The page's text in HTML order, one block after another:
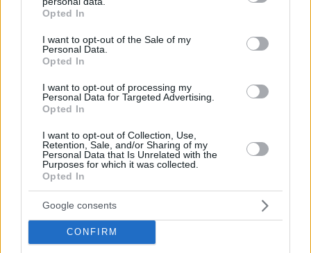
grant or deny consent to Google and its third-party tags to
use your data for below specified purposes in below Google
consent section.
Opted In
I want to opt-out of the Sale of my
Personal Data.
Opted In
I want to opt-out of processing my
Personal Data for Targeted Advertising.
Opted In
I want to opt-out of Collection, Use,
Retention, Sale, and/or Sharing of my
Personal Data that Is Unrelated with the
Purposes for which it was collected.
Opted In
Google consents
CONFIRM
Cut The Rope Northern Heights Candy
ΔΕΙΤΕ ΟΛΑ ΤΑ GAMES
Best of Network